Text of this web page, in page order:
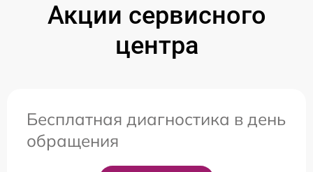
Акции сервисного
центра
Бесплатная диагностика в день
обращения